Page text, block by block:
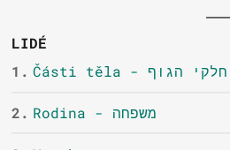
LIDÉ
1.
Části těla - חלקי הגוף
2. Rodina - משפחה